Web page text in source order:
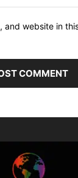
and website in